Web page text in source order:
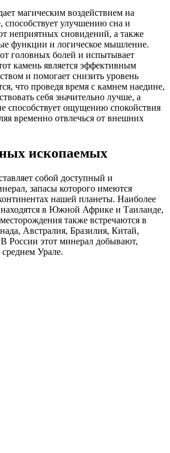
магическим воздействием на
способствует улучшению сна и
неприятных сновидений, а также
функции и логическое мышление.
от головных болей и испытывает
камень является эффективным
и помогает снизить уровень
что проведя время с камнем наедине,
себя значительно лучше, а
способствует ощущению спокойствия
временно отвлечься от внешних
ископаемых
собой доступный и
запасы которого имеются
нашей планеты. Наиболее
находятся в Южной Африке и Таиланде,
также встречаются в
Австралия, Бразилия, Китай,
этот минерал добывают,
Урале.